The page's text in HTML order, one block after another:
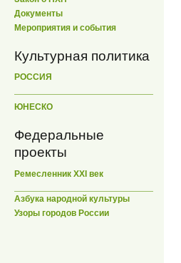
Документы
Мероприятия и события
Культурная политика
РОССИЯ
ЮНЕСКО
Федеральные
проекты
Ремесленник XXI век
Азбука народной культуры
Узоры городов России